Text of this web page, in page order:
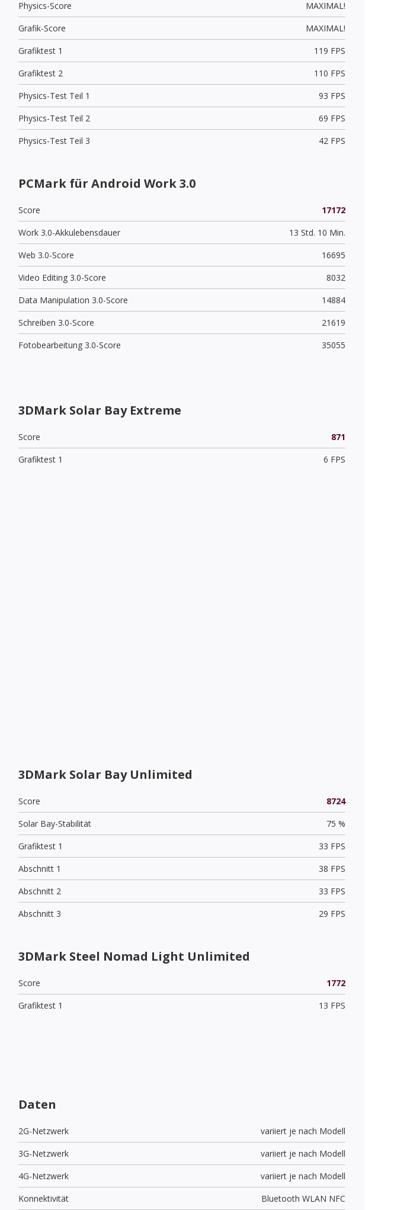
Physics-Score
MAXIMAL!
Grafik-Score
MAXIMAL!
Grafiktest 1
119 FPS
Grafiktest 2
110 FPS
Physics-Test Teil 1
93 FPS
Physics-Test Teil 2
69 FPS
Physics-Test Teil 3
42 FPS
PCMark für Android Work 3.0
Score
17172
Work 3.0-Akkulebensdauer
13 Std. 10 Min.
Web 3.0-Score
16695
Video Editing 3.0-Score
8032
Data Manipulation 3.0-Score
14884
Schreiben 3.0-Score
21619
Fotobearbeitung 3.0-Score
35055
3DMark Solar Bay Extreme
Score
871
Grafiktest 1
6 FPS
3DMark Solar Bay Unlimited
Score
8724
Solar Bay-Stabilität
75 %
Grafiktest 1
33 FPS
Abschnitt 1
38 FPS
Abschnitt 2
33 FPS
Abschnitt 3
29 FPS
3DMark Steel Nomad Light Unlimited
Score
1772
Grafiktest 1
13 FPS
Daten
2G-Netzwerk
variiert je nach Modell
3G-Netzwerk
variiert je nach Modell
4G-Netzwerk
variiert je nach Modell
Konnektivität
Bluetooth WLAN NFC